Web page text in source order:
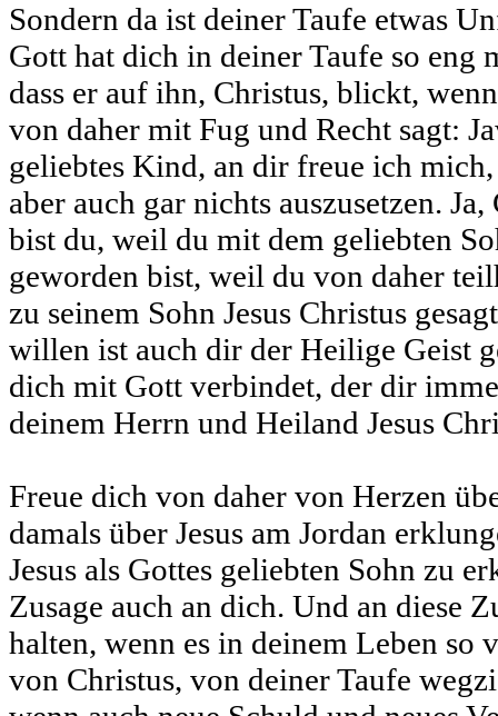
Sondern da ist deiner Taufe etwas
Gott hat dich in deiner Taufe so eng
dass er auf ihn, Christus, blickt,
von daher mit Fug und Recht sagt:
geliebtes Kind, an dir freue ich
aber auch gar nichts auszusetzen.
bist du, weil du mit dem geliebten
geworden bist, weil du von daher
zu seinem Sohn Jesus Christus
willen ist auch dir der Heilige Geist
dich mit Gott verbindet, der dir
deinem Herrn und Heiland Jesus
Freue dich von daher von Herzen
damals über Jesus am Jordan
Jesus als Gottes geliebten Sohn zu
Zusage auch an dich. Und an diese
halten, wenn es in deinem Leben so
von Christus, von deiner Taufe